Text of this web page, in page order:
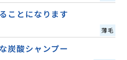
ことになります
薄毛
炭酸シャンプー